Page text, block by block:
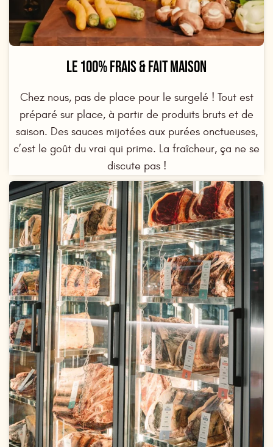
LE 100% FRAIS & FAIT MAISON
Chez nous, pas de place pour le surgelé ! Tout est
préparé sur place, à partir de produits bruts et de
saison. Des sauces mijotées aux purées onctueuses,
c’est le goût du vrai qui prime. La fraîcheur, ça ne se
discute pas !